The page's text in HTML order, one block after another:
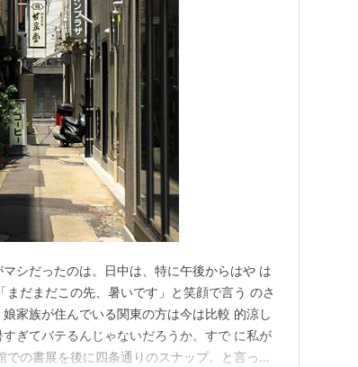
シだったのは。日中は、特に午後からはや は
だまだこの先、暑いです」と笑顔で言う のさ
家族が住んでいる関東の方は今は比較 的涼し
ぎてバテるんじゃないだろうか。すで に私が
の書展を後に四条通りのスナップ。と言って